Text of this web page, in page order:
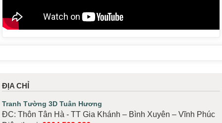
ĐỊA CHỈ
Tranh Tường 3D Tuân Hương
ĐC: Thôn Tân Hà - TT Gia Khánh – Bình Xuyên – Vĩnh Phúc